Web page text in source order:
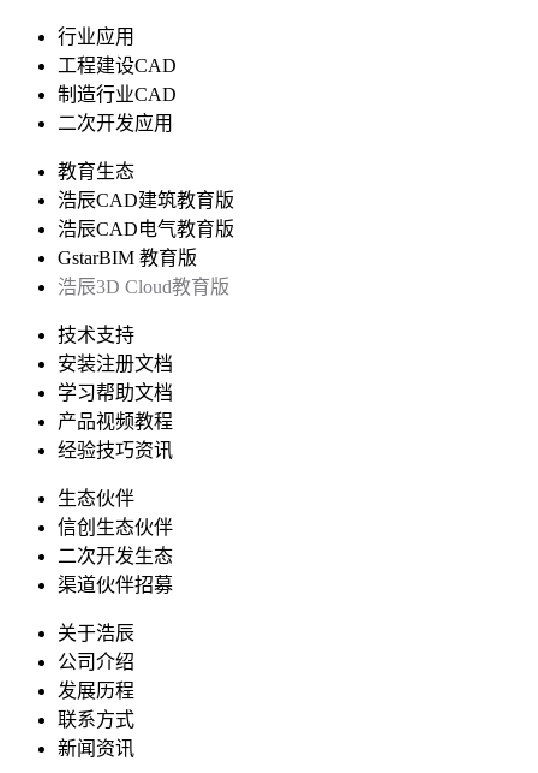
行业应用
工程建设CAD
制造行业CAD
二次开发应用
教育生态
浩辰CAD建筑教育版
浩辰CAD电气教育版
GstarBIM 教育版
浩辰3D Cloud教育版
技术支持
安装注册文档
学习帮助文档
产品视频教程
经验技巧资讯
生态伙伴
信创生态伙伴
二次开发生态
渠道伙伴招募
关于浩辰
公司介绍
发展历程
联系方式
新闻资讯